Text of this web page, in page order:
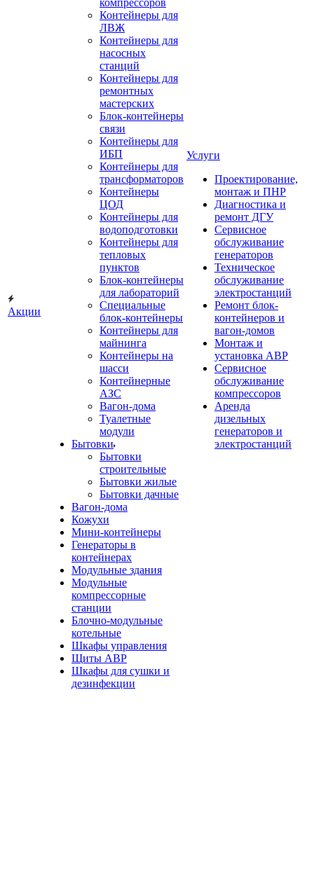
Акции
компрессоров
Контейнеры для
ЛВЖ
Контейнеры для
насосных
станций
Контейнеры для
ремонтных
мастерских
Блок-контейнеры
связи
Контейнеры для
ИБП
Контейнеры для
трансформаторов
Контейнеры
ЦОД
Контейнеры для
водоподготовки
Контейнеры для
тепловых
пунктов
Блок-контейнеры
для лабораторий
Специальные
блок-контейнеры
Контейнеры для
майнинга
Контейнеры на
шасси
Контейнерные
АЗС
Вагон-дома
Туалетные
модули
Бытовки
Бытовки
строительные
Бытовки жилые
Бытовки дачные
Вагон-дома
Кожухи
Мини-контейнеры
Генераторы в
контейнерах
Модульные здания
Модульные
компрессорные
станции
Блочно-модульные
котельные
Шкафы управления
Щиты АВР
Шкафы для сушки и
дезинфекции
Услуги
Проектирование,
монтаж и ПНР
Диагностика и
ремонт ДГУ
Сервисное
обслуживание
генераторов
Техническое
обслуживание
электростанций
Ремонт блок-
контейнеров и
вагон-домов
Монтаж и
установка АВР
Сервисное
обслуживание
компрессоров
Аренда
дизельных
генераторов и
электростанций